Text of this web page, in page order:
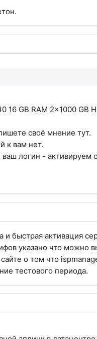
GB RAM 2x1000 GB
своё мнение тут.
к вам нет.
логин - активируем
и быстрая активация
указано что можно
о том что
тестового периода.